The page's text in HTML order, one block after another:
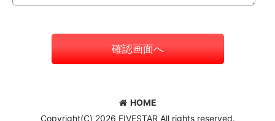
確認画面へ
HOME
Copyright(C) 2026 FIVESTAR All rights reserved.